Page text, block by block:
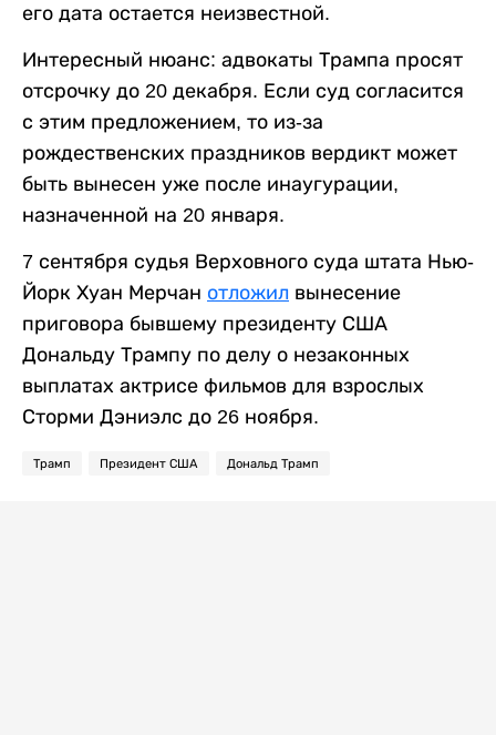
его дата остается неизвестной.
Интересный нюанс: адвокаты Трампа просят
отсрочку до 20 декабря. Если суд согласится
с этим предложением, то из-за
рождественских праздников вердикт может
быть вынесен уже после инаугурации,
назначенной на 20 января.
7 сентября судья Верховного суда штата Нью-
Йорк Хуан Мерчан отложил вынесение
приговора бывшему президенту США
Дональду Трампу по делу о незаконных
выплатах актрисе фильмов для взрослых
Сторми Дэниэлс до 26 ноября.
Трамп Президент США Дональд Трамп